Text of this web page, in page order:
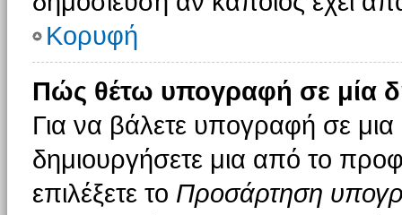
Κορυφή
Πώς θέτω υπογραφή σε μία
Για να βάλετε υπογραφή σε
δημιουργήσετε μια από το
επιλέξετε το Προσάρτηση